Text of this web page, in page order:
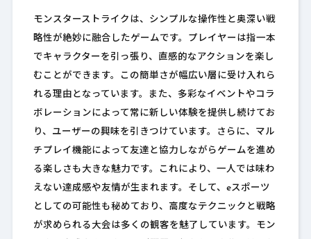
モンスターストライクは、シンプルな操作性と奥深い戦
略性が絶妙に融合したゲームです。プレイヤーは指一本
でキャラクターを引っ張り、直感的なアクションを楽し
むことができます。この簡単さが幅広い層に受け入れら
れる理由となっています。また、多彩なイベントやコラ
ボレーションによって常に新しい体験を提供し続けてお
り、ユーザーの興味を引きつけています。さらに、マル
チプレイ機能によって友達と協力しながらゲームを進め
る楽しさも大きな魅力です。これにより、一人では味わ
えない達成感や友情が生まれます。そして、eスポーツ
としての可能性も秘めており、高度なテクニックと戦略
が求められる大会は多くの観客を魅了しています。モン